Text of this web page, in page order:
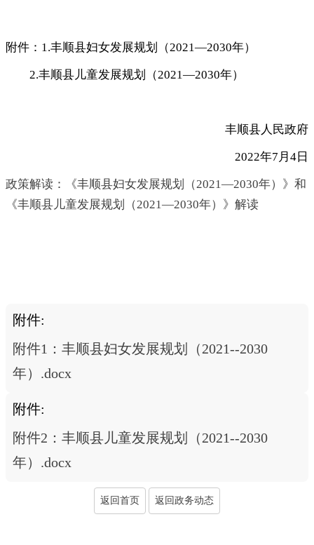
附件：1.丰顺县妇女发展规划（2021—2030年）
2.丰顺县儿童发展规划（2021—2030年）
丰顺县人民政府
2022年7月4日
政策解读：《丰顺县妇女发展规划（2021—2030年）》和
《丰顺县儿童发展规划（2021—2030年）》解读
附件:
附件1：丰顺县妇女发展规划（2021--2030
年）.docx
附件:
附件2：丰顺县儿童发展规划（2021--2030
年）.docx
返回首页 返回政务动态